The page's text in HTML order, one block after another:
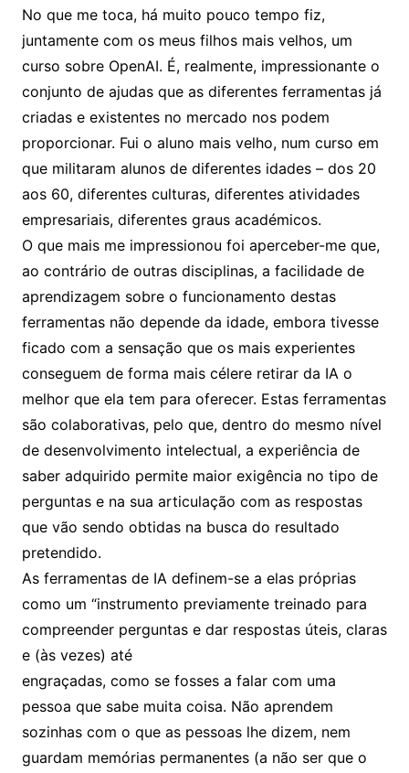
No que me toca, há muito pouco tempo fiz,
juntamente com os meus filhos mais velhos, um
curso sobre OpenAI. É, realmente, impressionante o
conjunto de ajudas que as diferentes ferramentas já
criadas e existentes no mercado nos podem
proporcionar. Fui o aluno mais velho, num curso em
que militaram alunos de diferentes idades – dos 20
aos 60, diferentes culturas, diferentes atividades
empresariais, diferentes graus académicos.
O que mais me impressionou foi aperceber-me que,
ao contrário de outras disciplinas, a facilidade de
aprendizagem sobre o funcionamento destas
ferramentas não depende da idade, embora tivesse
ficado com a sensação que os mais experientes
conseguem de forma mais célere retirar da IA o
melhor que ela tem para oferecer. Estas ferramentas
são colaborativas, pelo que, dentro do mesmo nível
de desenvolvimento intelectual, a experiência de
saber adquirido permite maior exigência no tipo de
perguntas e na sua articulação com as respostas
que vão sendo obtidas na busca do resultado
pretendido.
As ferramentas de IA definem-se a elas próprias
como um “instrumento previamente treinado para
compreender perguntas e dar respostas úteis, claras
e (às vezes) até
engraçadas, como se fosses a falar com uma
pessoa que sabe muita coisa. Não aprendem
sozinhas com o que as pessoas lhe dizem, nem
guardam memórias permanentes (a não ser que o